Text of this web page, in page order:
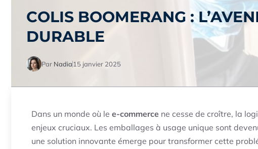
COLIS BOOMERANG :
DURABLE
Par Nadia 15 janvier 2025
Dans un monde où le e-commerce ne cesse de croître, la
enjeux cruciaux. Les emballages à usage unique sont
une solution innovante émerge pour transformer cette